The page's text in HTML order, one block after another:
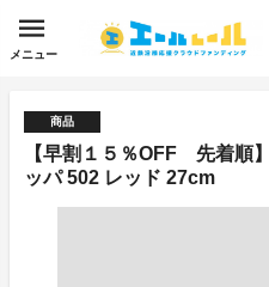
メニュー
商品
【早割１５％OFF 先着順
ッパ 502 レッド 27cm